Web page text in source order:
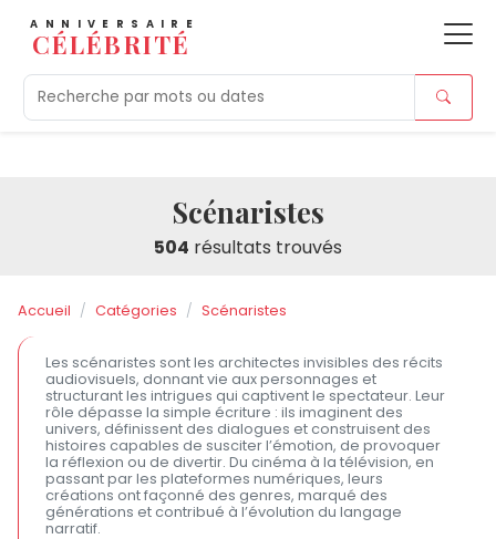
ANNIVERSAIRE
CÉLÉBRITÉ
Aujourd'hui Tendances Morts
Scénaristes
504 résultats trouvés
Accueil Catégories Scénaristes
Les scénaristes sont les architectes invisibles des récits
audiovisuels, donnant vie aux personnages et
structurant les intrigues qui captivent le spectateur. Leur
rôle dépasse la simple écriture : ils imaginent des
univers, définissent des dialogues et construisent des
histoires capables de susciter l’émotion, de provoquer
la réflexion ou de divertir. Du cinéma à la télévision, en
passant par les plateformes numériques, leurs
créations ont façonné des genres, marqué des
générations et contribué à l’évolution du langage
narratif.